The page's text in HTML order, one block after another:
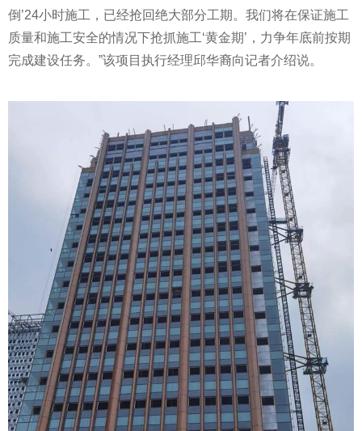
倒’24小时施工，已经抢回绝大部分工期。我们将在保证施工
质量和施工安全的情况下抢抓施工‘黄金期’，力争年底前按期
完成建设任务。”该项目执行经理邱华裔向记者介绍说。